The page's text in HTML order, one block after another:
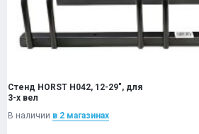
Стенд HORST H042, 12-29", для
3-х вел
В наличии в 2 магазинах